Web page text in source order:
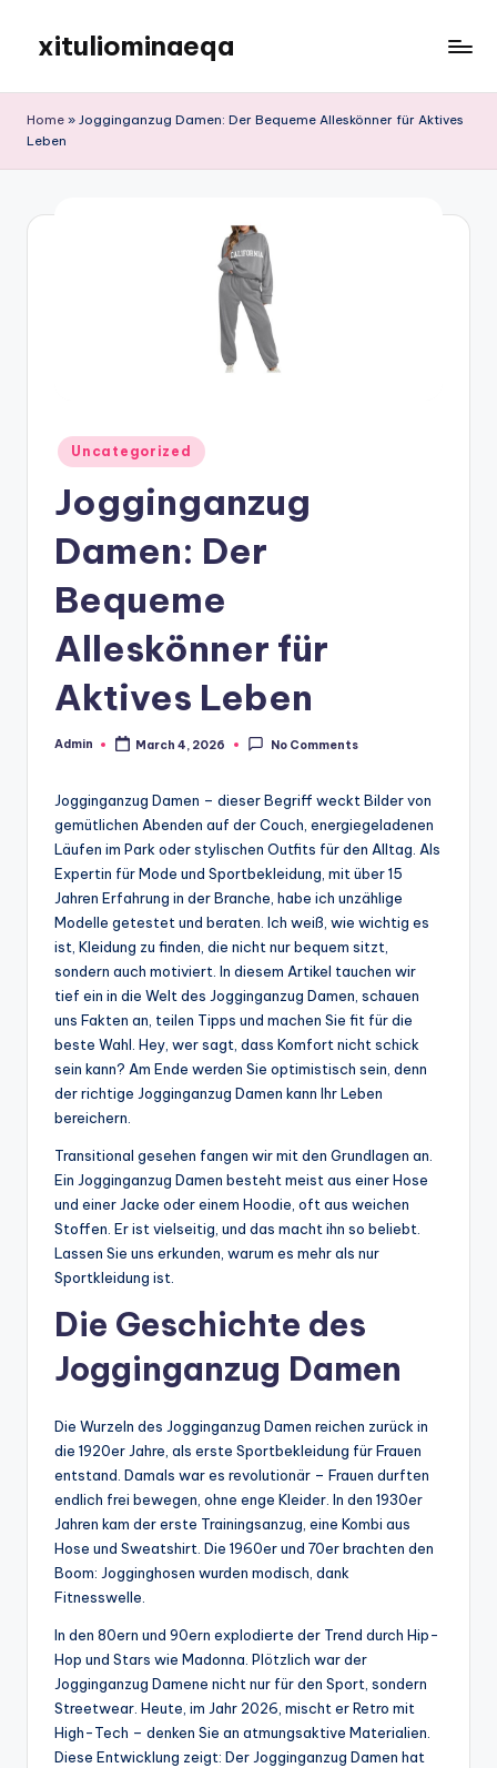
content
xituliominaeqa
Home » Jogginganzug Damen: Der Bequeme Alleskönner für Aktives
Leben
Posted
in
Uncategorized
Jogginganzug
Damen: Der
Bequeme
Alleskönner für
Aktives Leben
Posted
Admin March 4, 2026 No Comments
Jogginganzug Damen – dieser Begriff weckt Bilder von
gemütlichen Abenden auf der Couch, energiegeladenen
Läufen im Park oder stylischen Outfits für den Alltag. Als
Expertin für Mode und Sportbekleidung, mit über 15
Jahren Erfahrung in der Branche, habe ich unzählige
Modelle getestet und beraten. Ich weiß, wie wichtig es
ist, Kleidung zu finden, die nicht nur bequem sitzt,
sondern auch motiviert. In diesem Artikel tauchen wir
tief ein in die Welt des Jogginganzug Damen, schauen
uns Fakten an, teilen Tipps und machen Sie fit für die
beste Wahl. Hey, wer sagt, dass Komfort nicht schick
sein kann? Am Ende werden Sie optimistisch sein, denn
der richtige Jogginganzug Damen kann Ihr Leben
bereichern.
Transitional gesehen fangen wir mit den Grundlagen an.
Ein Jogginganzug Damen besteht meist aus einer Hose
und einer Jacke oder einem Hoodie, oft aus weichen
Stoffen. Er ist vielseitig, und das macht ihn so beliebt.
Lassen Sie uns erkunden, warum es mehr als nur
Sportkleidung ist.
Die Geschichte des
Jogginganzug Damen
Die Wurzeln des Jogginganzug Damen reichen zurück in
die 1920er Jahre, als erste Sportbekleidung für Frauen
entstand. Damals war es revolutionär – Frauen durften
endlich frei bewegen, ohne enge Kleider. In den 1930er
Jahren kam der erste Trainingsanzug, eine Kombi aus
Hose und Sweatshirt. Die 1960er und 70er brachten den
Boom: Jogginghosen wurden modisch, dank
Fitnesswelle.
In den 80ern und 90ern explodierte der Trend durch Hip-
Hop und Stars wie Madonna. Plötzlich war der
Jogginganzug Damene nicht nur für den Sport, sondern
Streetwear. Heute, im Jahr 2026, mischt er Retro mit
High-Tech – denken Sie an atmungsaktive Materialien.
Diese Entwicklung zeigt: Der Jogginganzug Damen hat